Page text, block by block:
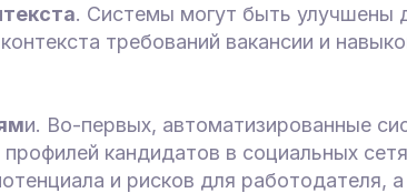
. Системы могут быть улучшены
требований вакансии и
и. Во-первых, автоматизированные
кандидатов в социальных
и рисков для работодателя,